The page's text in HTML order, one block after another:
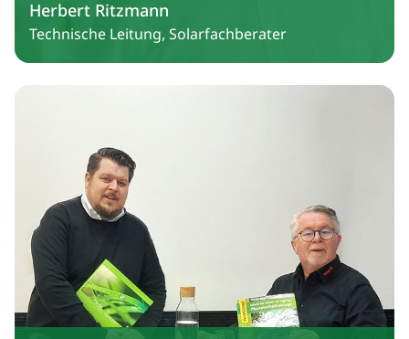
Herbert Ritzmann
Technische Leitung, Solarfachberater